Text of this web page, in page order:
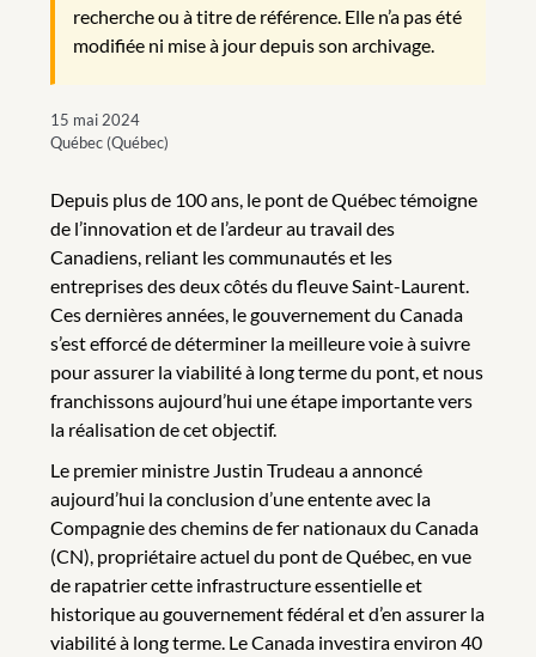
recherche ou à titre de référence. Elle n’a pas été
modifiée ni mise à jour depuis son archivage.
15 mai 2024
Québec (Québec)
Depuis plus de 100 ans, le pont de Québec témoigne
de l’innovation et de l’ardeur au travail des
Canadiens, reliant les communautés et les
entreprises des deux côtés du fleuve Saint-Laurent.
Ces dernières années, le gouvernement du Canada
s’est efforcé de déterminer la meilleure voie à suivre
pour assurer la viabilité à long terme du pont, et nous
franchissons aujourd’hui une étape importante vers
la réalisation de cet objectif.
Le premier ministre Justin Trudeau a annoncé
aujourd’hui la conclusion d’une entente avec la
Compagnie des chemins de fer nationaux du Canada
(CN), propriétaire actuel du pont de Québec, en vue
de rapatrier cette infrastructure essentielle et
historique au gouvernement fédéral et d’en assurer la
viabilité à long terme. Le Canada investira environ 40